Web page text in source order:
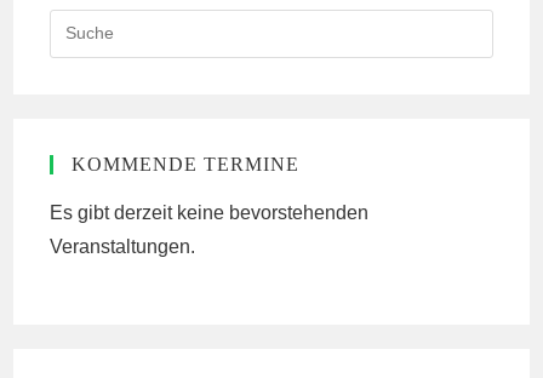
Search
this
KOMMENDE TERMINE
Es gibt derzeit keine bevorstehenden
Veranstaltungen.